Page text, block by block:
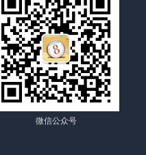
微信公众号